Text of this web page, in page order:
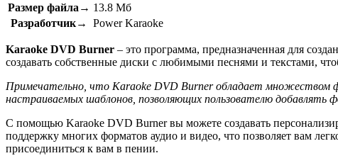
Размер файла→ 13.8 Мб
Разработчик→
Power Karaoke
Karaoke DVD Burner – это программа, предназначенная для
создавать собственные диски с любимыми песнями и текстами,
Примечательно, что Karaoke DVD Burner обладает множеством
настраиваемых шаблонов, позволяющих пользователю добавлять
С помощью Karaoke DVD Burner вы можете создавать
поддержку многих форматов аудио и видео, что позволяет вам
присоединиться к вам в пении.